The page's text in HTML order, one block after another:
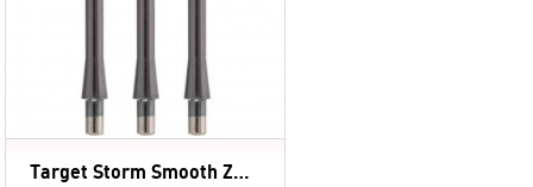
Target Storm Smooth Zwart - dartpunten